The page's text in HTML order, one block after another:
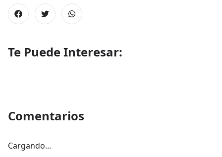
Te Puede Interesar:
Comentarios
Cargando...